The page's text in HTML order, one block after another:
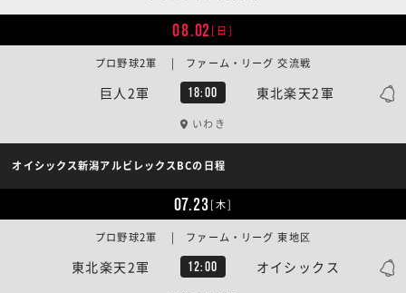
08.02[日]
巨人2軍 18:00 東北楽天2軍
プロ野球2軍 | ファーム・リーグ 交流戦
いわき
オイシックス新潟アルビレックスBCの日程
07.23[木]
東北楽天2軍 12:00 オイシックス
プロ野球2軍 | ファーム・リーグ 東地区